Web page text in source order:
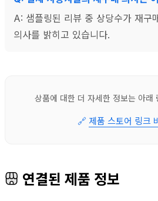
A: 샘플링된 리뷰 중 상당수가 재구
의사를 밝히고 있습니다.
상품에 대한 더 자세한 정보는 아래
🔗 제품 스토어 링크
연결된 제품 정보